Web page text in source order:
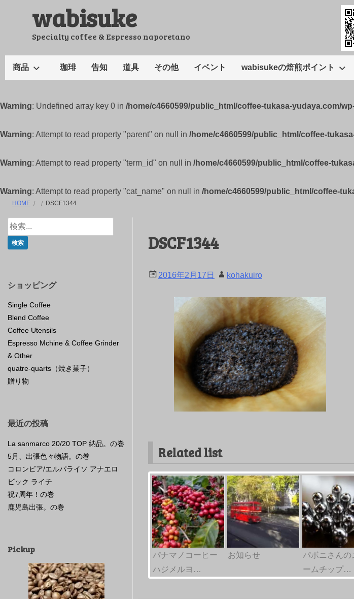
キ
プ
wabisuke
Specialty coffee & Espresso naporetano
商品 珈琲 告知 道具 その他 イベント wabisukeの焙煎ポイント
Warning: Undefined array key 0 in /home/c4660599/public_html/coffee-tukasa-yudaya.com/
Warning: Attempt to read property "parent" on null in /home/c4660599/public_html/coffee-
Warning: Attempt to read property "term_id" on null in /home/c4660599/public_html/coffee-
Warning: Attempt to read property "cat_name" on null in /home/c4660599/public_html/coffee-
HOME DSCF1344
DSCF1344
2016年2月17日 kohakuiro
Related list
パナマノコーヒー
ハジメルヨ…
お知らせ
パボニさんの
ームチップ…
ショッピング
Single Coffee
Blend Coffee
Coffee Utensils
Espresso Mchine & Coffee Grinder
& Other
quatre-quarts（焼き菓子）
贈り物
最近の投稿
La sanmarco 20/20 TOP 納品。の巻
5月、出張色々物語。の巻
コロンビア/エルパライソ アナエロ
ビック ライチ
祝7周年！の巻
鹿児島出張。の巻
Pickup